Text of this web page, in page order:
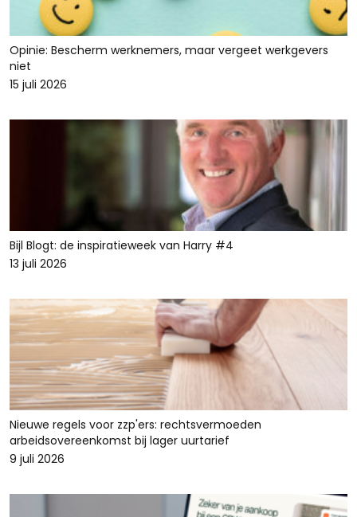
Opinie: Bescherm werknemers, maar vergeet werkgevers
niet
15 juli 2026
Bijl Blogt: de inspiratieweek van Harry #4
13 juli 2026
Nieuwe regels voor zzp'ers: rechtsvermoeden
arbeidsovereenkomst bij lager uurtarief
9 juli 2026